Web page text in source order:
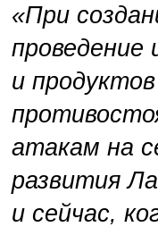
«При
и
атакам на
развития
и сейчас,